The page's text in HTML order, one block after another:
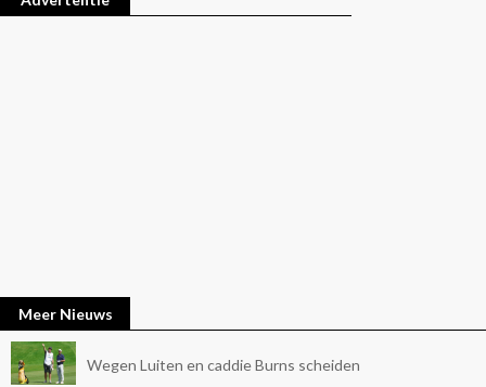
Meer Nieuws
Wegen Luiten en caddie Burns scheiden